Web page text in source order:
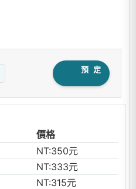
預 定
價格
NT:350元
NT:333元
NT:315元